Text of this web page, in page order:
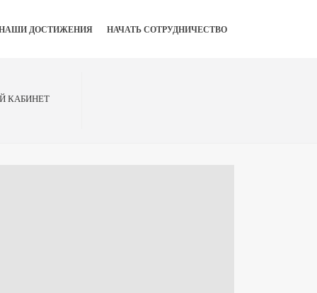
ДОСТИЖЕНИЯ НАЧАТЬ СОТРУДНИЧЕСТВО
КАБИНЕТ